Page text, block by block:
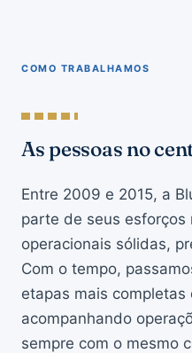
COMO TRABALHAMOS
As pessoas no
Entre 2009 e 2015, a
parte de seus esforços
operacionais sólidas,
Com o tempo,
etapas mais completas
acompanhando
sempre com o mesmo